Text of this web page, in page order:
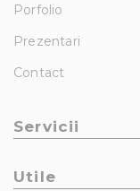
Porfolio
Prezentari
Contact
Servicii
Utile